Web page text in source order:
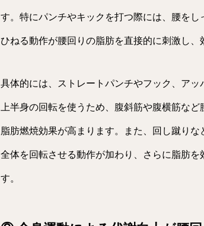
す。特にパンチやキックを打つ際には、腰を
ひねる動作が腰回りの脂肪を直接的に刺激し、
具体的には、ストレートパンチやフック、ア
上半身の回転を使うため、腹斜筋や腹横筋な
脂肪燃焼効果が高まります。また、回し蹴り
全体を回転させる動作が加わり、さらに脂肪
す。